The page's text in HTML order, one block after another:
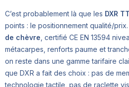
C’est probablement là que les DXR
points : le positionnement qualité/
de chèvre , certifié CE EN 13594
métacarpes, renforts paume et
on reste dans une gamme tarifaire
que DXR a fait des choix : pas de
technologie tactile, pas de raclette